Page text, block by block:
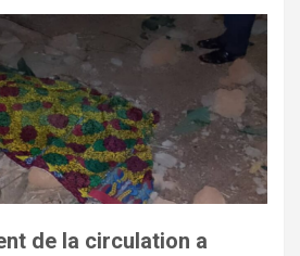
de la circulation a